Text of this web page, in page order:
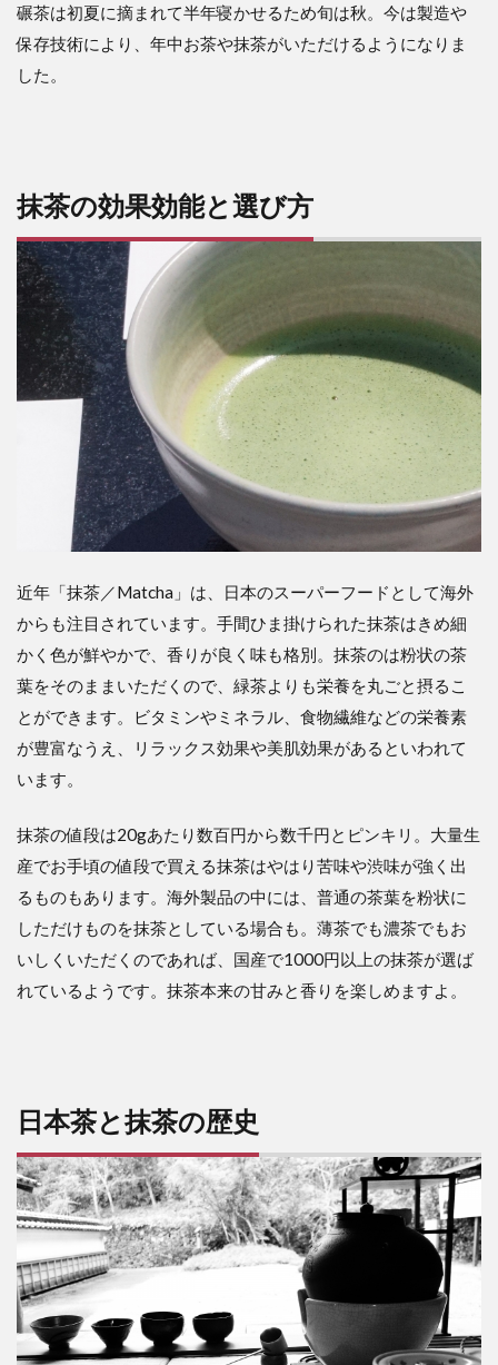
碾茶は初夏に摘まれて半年寝かせるため旬は秋。今は製造や
保存技術により、年中お茶や抹茶がいただけるようになりま
した。
抹茶の効果効能と選び方
近年「抹茶／Matcha」は、日本のスーパーフードとして海外
からも注目されています。手間ひま掛けられた抹茶はきめ細
かく色が鮮やかで、香りが良く味も格別。抹茶のは粉状の茶
葉をそのままいただくので、緑茶よりも栄養を丸ごと摂るこ
とができます。ビタミンやミネラル、食物繊維などの栄養素
が豊富なうえ、リラックス効果や美肌効果があるといわれて
います。
抹茶の値段は20gあたり数百円から数千円とピンキリ。大量生
産でお手頃の値段で買える抹茶はやはり苦味や渋味が強く出
るものもあります。海外製品の中には、普通の茶葉を粉状に
しただけものを抹茶としている場合も。薄茶でも濃茶でもお
いしくいただくのであれば、国産で1000円以上の抹茶が選ば
れているようです。抹茶本来の甘みと香りを楽しめますよ。
日本茶と抹茶の歴史